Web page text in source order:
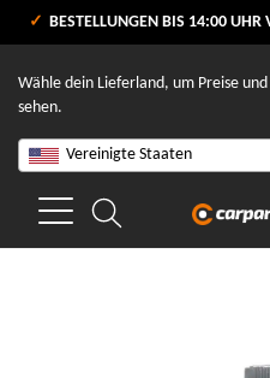
VERSANDKOSTENFREI AB 80 €
BESTELLUNGEN BIS 14:00 UHR
Wähle dein Lieferland, um Preise
sehen.
Vereinigte Staaten